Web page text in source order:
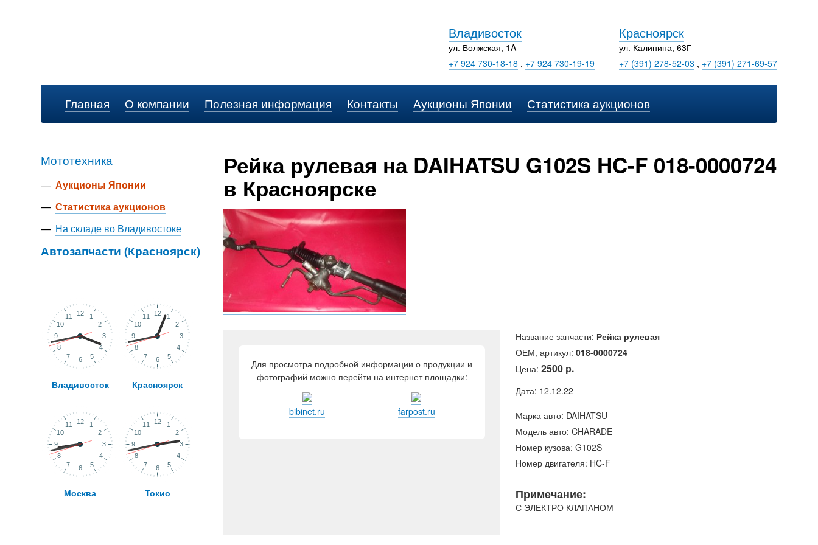
Владивосток
ул. Волжская, 1A
+7 924 730-18-18 , +7 924 730-19-19
Красноярск
ул. Калинина, 63Г
+7 (391) 278-52-03 , +7 (391) 271-69-57
Главная О компании Полезная информация Контакты Аукционы Японии Статистика аукционов
Мототехника
— Аукционы Японии
— Статистика аукционов
— На складе во Владивостоке
Автозапчасти (Красноярск)
Владивосток Красноярск
Москва Токио
Рейка рулевая на DAIHATSU G102S HC-F 018-0000724
в Красноярске
Для просмотра подробной информации о продукции и
фотографий можно перейти на интернет площадки:
bibinet.ru farpost.ru
Название запчасти: Рейка рулевая
ОЕМ, артикул: 018-0000724
Цена: 2500 р.
Дата: 12.12.22
Марка авто: DAIHATSU
Модель авто: CHARADE
Номер кузова: G102S
Номер двигателя: HC-F
Примечание:
С ЭЛЕКТРО КЛАПАНОМ